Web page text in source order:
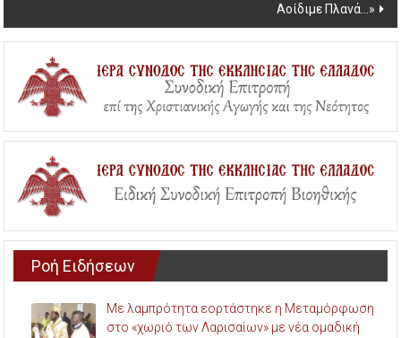
Αοίδιμε Πλανά…»
Ροή Ειδήσεων
Με λαμπρότητα εορτάστηκε η Μεταμόρφωση
στο «χωριό των Λαρισαίων» με νέα ομαδική